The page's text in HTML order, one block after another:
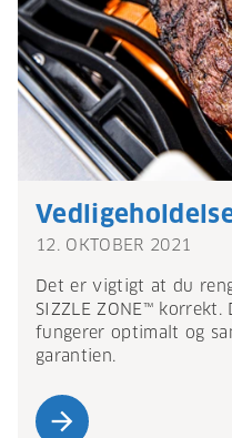
12. OKTOBER 2021
Det er vigtigt at du
SIZZLE ZONE™
fungerer optimalt og
garantien.
arrow_forward